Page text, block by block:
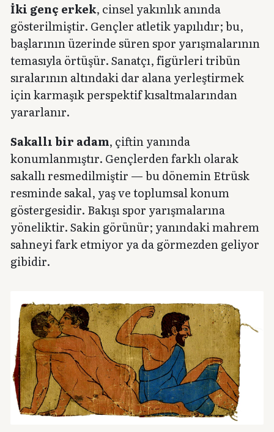
İki genç erkek, cinsel yakınlık anında
gösterilmiştir. Gençler atletik yapılıdır; bu,
başlarının üzerinde süren spor yarışmalarının
temasıyla örtüşür. Sanatçı, figürleri tribün
sıralarının altındaki dar alana yerleştirmek
için karmaşık perspektif kısaltmalarından
yararlanır.
Sakallı bir adam, çiftin yanında
konumlanmıştır. Gençlerden farklı olarak
sakallı resmedilmiştir — bu dönemin Etrüsk
resminde sakal, yaş ve toplumsal konum
göstergesidir. Bakışı spor yarışmalarına
yöneliktir. Sakin görünür; yanındaki mahrem
sahneyi fark etmiyor ya da görmezden geliyor
gibidir.